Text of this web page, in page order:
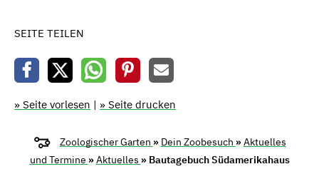
SEITE TEILEN
» Seite vorlesen | » Seite drucken
Zoologischer Garten » Dein Zoobesuch »Aktuelles
und Termine »Aktuelles » Bautagebuch Südamerikahaus